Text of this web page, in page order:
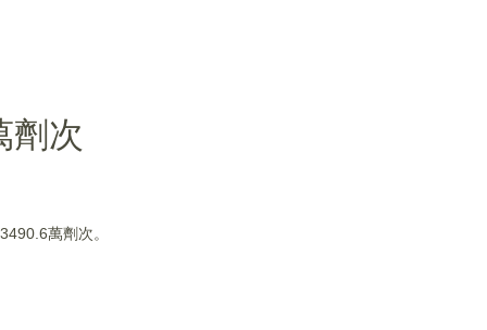
劑次
萬劑次。